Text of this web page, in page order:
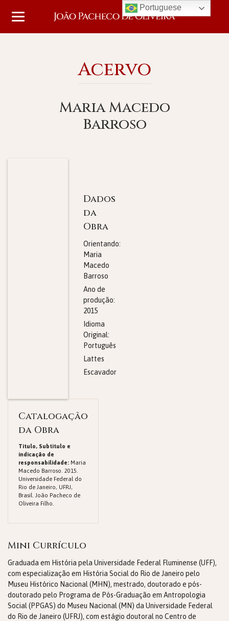
Acervo
Maria Macedo
Barroso
Dados
da
Obra
Orientando:
Maria
Macedo
Barroso
Ano de
produção:
2015
Idioma
Original:
Português
Lattes
Escavador
Catalogação
da Obra
Titulo, Subtitulo e
indicação de
responsabilidade: Maria
Macedo Barroso. 2015.
Universidade Federal do
Rio de Janeiro, UFRJ,
Brasil. João Pacheco de
Oliveira Filho.
Mini Currículo
Graduada em História pela Universidade Federal Fluminense (UFF),
com especialização em História Social do Rio de Janeiro pelo
Museu Histórico Nacional (MHN), mestrado, doutorado e pós-
doutorado pelo Programa de Pós-Graduação em Antropologia
Social (PPGAS) do Museu Nacional (MN) da Universidade Federal
do Rio de Janeiro (UFRJ), com estágio doutoral no Centro de
Portuguese